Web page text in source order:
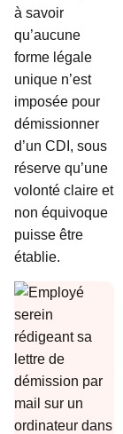
à savoir
qu’aucune
forme légale
unique n’est
imposée pour
démissionner
d’un CDI, sous
réserve qu’une
volonté claire et
non équivoque
puisse être
établie.